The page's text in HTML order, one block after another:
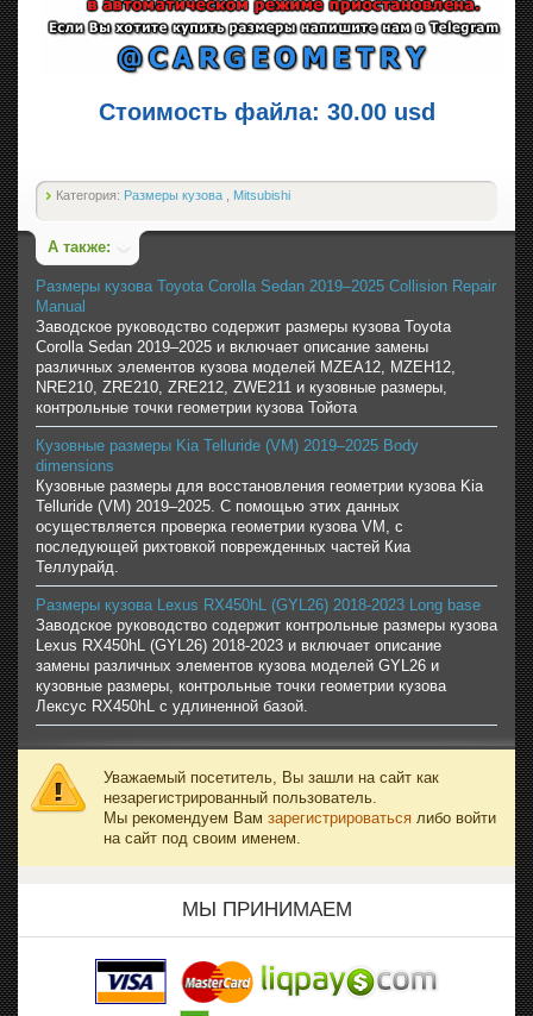
Стоимость файла: 30.00 usd
Категория: Размеры кузова Mitsubishi
А также:
Размеры кузова Toyota Corolla Sedan 2019–2025 Collision Repair
Manual
Заводское руководство содержит размеры кузова Toyota
Corolla Sedan 2019–2025 и включает описание замены
различных элементов кузова моделей MZEA12, MZEH12,
NRE210, ZRE210, ZRE212, ZWE211 и кузовные размеры,
контрольные точки геометрии кузова Тойота
Кузовные размеры Kia Telluride (VM) 2019–2025 Body
dimensions
Кузовные размеры для восстановления геометрии кузова Kia
Telluride (VM) 2019–2025. С помощью этих данных
осуществляется проверка геометрии кузова VM, с
последующей рихтовкой поврежденных частей Киа
Теллурайд.
Размеры кузова Lexus RX450hL (GYL26) 2018-2023 Long base
Заводское руководство содержит контрольные размеры кузова
Lexus RX450hL (GYL26) 2018-2023 и включает описание
замены различных элементов кузова моделей GYL26 и
кузовные размеры, контрольные точки геометрии кузова
Лексус RX450hL с удлиненной базой.
Уважаемый посетитель, Вы зашли на сайт как
незарегистрированный пользователь.
Мы рекомендуем Вам зарегистрироваться либо войти
на сайт под своим именем.
МЫ ПРИНИМАЕМ